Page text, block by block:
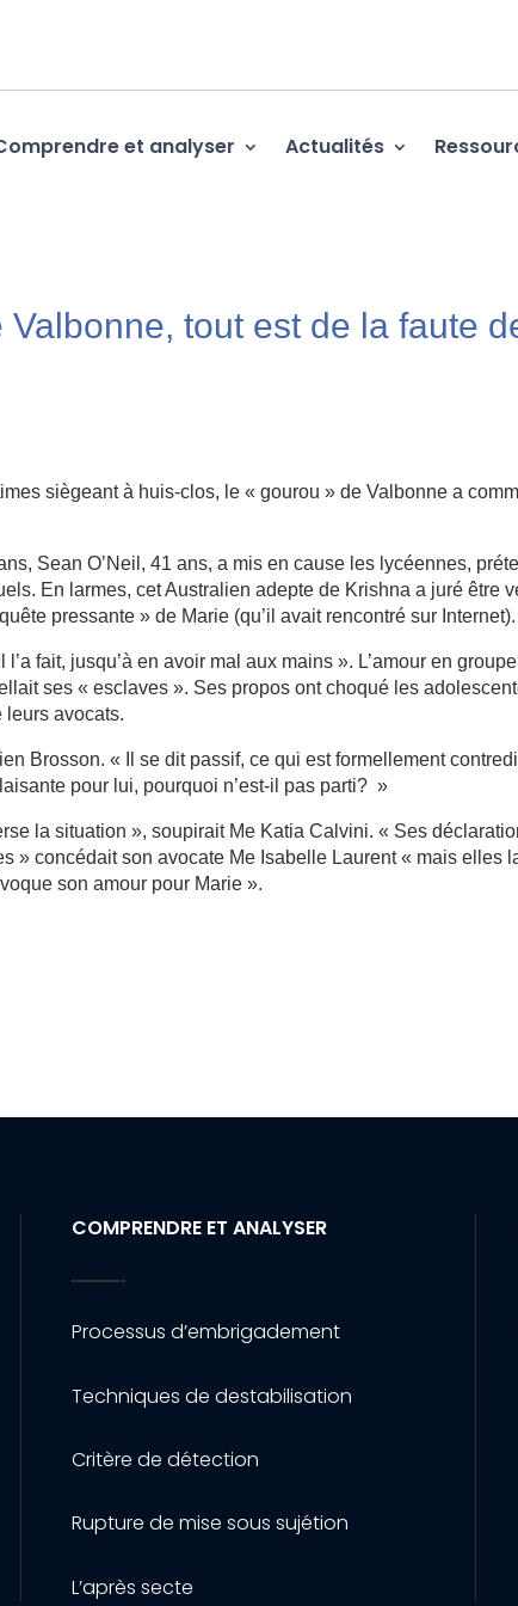
et analyser Actualités
tout est de la faute
siègeant à huis-clos, le « gourou » de Valbonne a
Sean O’Neil, 41 ans, a mis en cause les lycéennes,
En larmes, cet Australien adepte de Krishna a juré être
pressante » de Marie (qu’il avait rencontré sur Internet).
fait, jusqu’à en avoir mal aux mains ». L’amour en
ses « esclaves ». Ses propos ont choqué les
leurs avocats.
Brosson. « Il se dit passif, ce qui est formellement
pour lui, pourquoi n’est-il pas parti? »
la situation », soupirait Me Katia Calvini. « Ses
» concédait son avocate Me Isabelle Laurent « mais elles
son amour pour Marie ».
COMPRENDRE ET ANALYSER
Processus d’embrigadement
Techniques de destabilisation
Critère de détection
Rupture de mise sous sujétion
L’après secte